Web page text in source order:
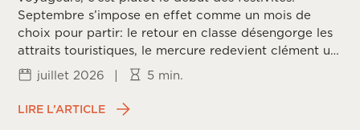
Septembre s’impose en effet comme un mois de
choix pour partir: le retour en classe désengorge les
attraits touristiques, le mercure redevient clément un
peu partout sur la planète, et les prix redescendent
une fois la frénésie estivale passée. Reste à choisir la
bonne destination, puisque chaque coin du monde
vit ce mois différemment, entre saison des ouragans,
juillet 2026 | 5 min.
LIRE L’ARTICLE